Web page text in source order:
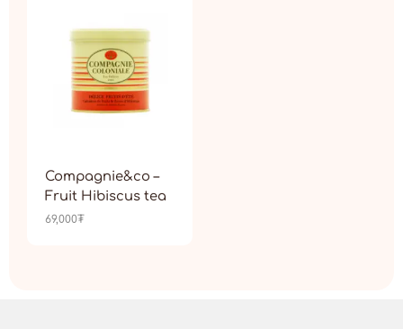
Compagnie&co –
Fruit Hibiscus tea
69,000₮